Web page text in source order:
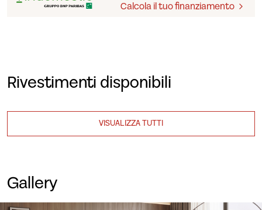
Calcola il tuo finanziamento
Rivestimenti disponibili
VISUALIZZA TUTTI
Gallery